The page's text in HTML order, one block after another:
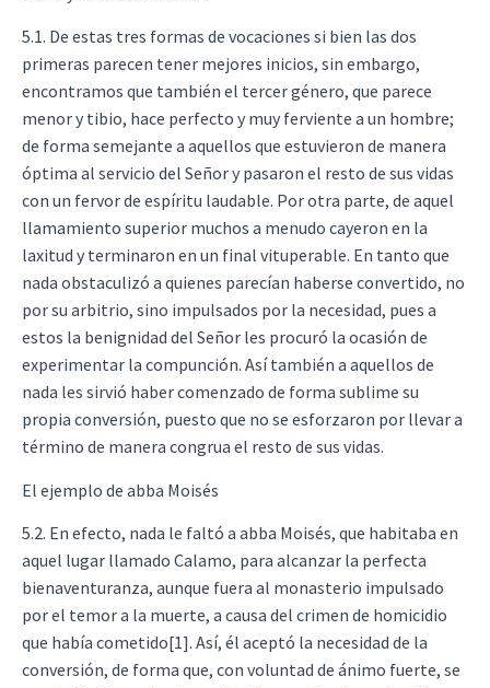
5.1. De estas tres formas de vocaciones si bien las dos
primeras parecen tener mejores inicios, sin embargo,
encontramos que también el tercer género, que parece
menor y tibio, hace perfecto y muy ferviente a un hombre;
de forma semejante a aquellos que estuvieron de manera
óptima al servicio del Señor y pasaron el resto de sus vidas
con un fervor de espíritu laudable. Por otra parte, de aquel
llamamiento superior muchos a menudo cayeron en la
laxitud y terminaron en un final vituperable. En tanto que
nada obstaculizó a quienes parecían haberse convertido, no
por su arbitrio, sino impulsados por la necesidad, pues a
estos la benignidad del Señor les procuró la ocasión de
experimentar la compunción. Así también a aquellos de
nada les sirvió haber comenzado de forma sublime su
propia conversión, puesto que no se esforzaron por llevar a
término de manera congrua el resto de sus vidas.
El ejemplo de abba Moisés
5.2. En efecto, nada le faltó a abba Moisés, que habitaba en
aquel lugar llamado Calamo, para alcanzar la perfecta
bienaventuranza, aunque fuera al monasterio impulsado
por el temor a la muerte, a causa del crimen de homicidio
que había cometido[1]. Así, él aceptó la necesidad de la
conversión, de forma que, con voluntad de ánimo fuerte, se